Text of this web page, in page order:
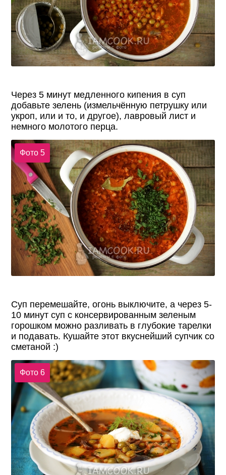
Через 5 минут медленного кипения в суп
добавьте зелень (измельчённую петрушку или
укроп, или и то, и другое), лавровый лист и
немного молотого перца.
Фото 5
Суп перемешайте, огонь выключите, а через 5-
10 минут суп с консервированным зеленым
горошком можно разливать в глубокие тарелки
и подавать. Кушайте этот вкуснейший супчик со
сметаной :)
Фото 6